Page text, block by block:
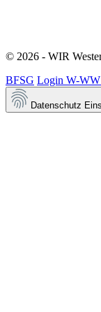
© 2026 - WIR
BFSG Login W-WW
Datenschutz